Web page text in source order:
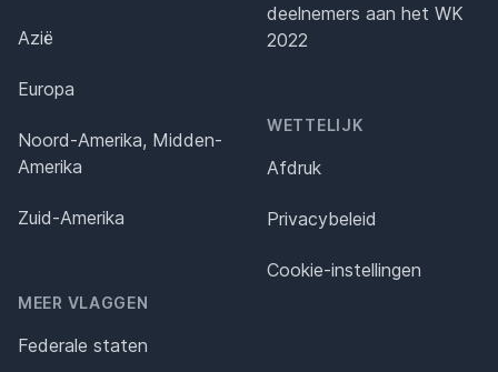
Azië
Europa
Noord-Amerika, Midden-
Amerika
Zuid-Amerika
MEER VLAGGEN
Federale staten
deelnemers aan het WK
2022
WETTELIJK
Afdruk
Privacybeleid
Cookie-instellingen